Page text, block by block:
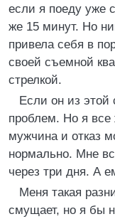
если я поеду уже
же 15 минут. Но
привела себя в
своей съемной
стрелкой.
Если он из этой
проблем. Но я
мужчина и отказ
нормально. Мне
через три дня. А
Меня такая
смущает, но я бы